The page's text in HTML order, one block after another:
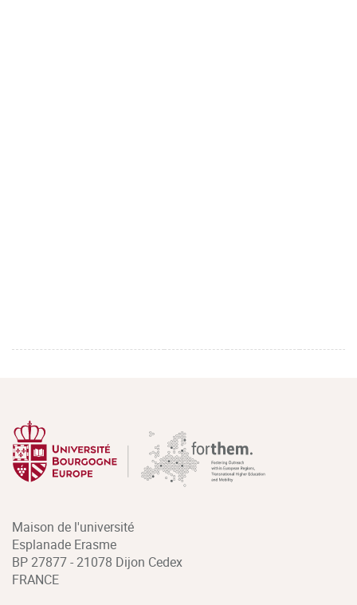
Maison de l'université
Esplanade Erasme
BP 27877 - 21078 Dijon Cedex
FRANCE